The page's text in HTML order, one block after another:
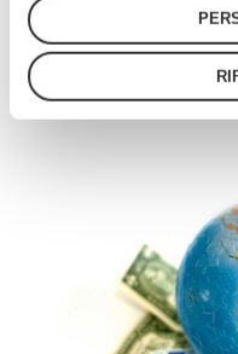
2' di lettura